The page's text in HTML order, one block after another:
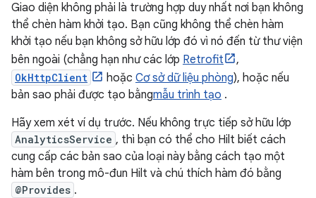
Giao diện không phải là trường hợp duy nhất nơi bạn không
thể chèn hàm khởi tạo. Bạn cũng không thể chèn hàm
khởi tạo nếu bạn không sở hữu lớp đó vì nó đến từ thư viện
bên ngoài (chẳng hạn như các lớp Retrofit ,
OkHttpClient hoặc Cơ sở dữ liệu phòng), hoặc nếu
bản sao phải được tạo bằngmẫu trình tạo .
Hãy xem xét ví dụ trước. Nếu không trực tiếp sở hữu lớp
AnalyticsService , thì bạn có thể cho Hilt biết cách
cung cấp các bản sao của loại này bằng cách tạo một
hàm bên trong mô-đun Hilt và chú thích hàm đó bằng
@Provides .